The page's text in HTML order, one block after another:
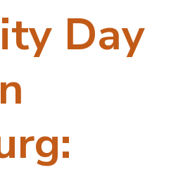
Day